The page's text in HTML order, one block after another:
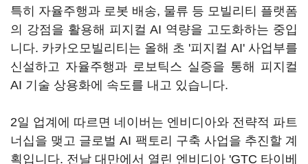
특히 자율주행과 로봇 배송, 물류 등 모빌리티 플랫폼
의 강점을 활용해 피지컬 AI 역량을 고도화하는 중입
니다. 카카오모빌리티는 올해 초 '피지컬 AI' 사업부를
신설하고 자율주행과 로보틱스 실증을 통해 피지컬
AI 기술 상용화에 속도를 내고 있습니다.
2일 업계에 따르면 네이버는 엔비디아와 전략적 파트
너십을 맺고 글로벌 AI 팩토리 구축 사업을 추진할 계
획입니다. 전날 대만에서 열린 엔비디아 'GTC 타이베